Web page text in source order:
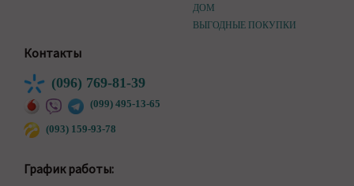
ДОМ
ВЫГОДНЫЕ ПОКУПКИ
Контакты
(096) 769-81-39
(099) 495-13-65
(093) 159-93-78
График работы: